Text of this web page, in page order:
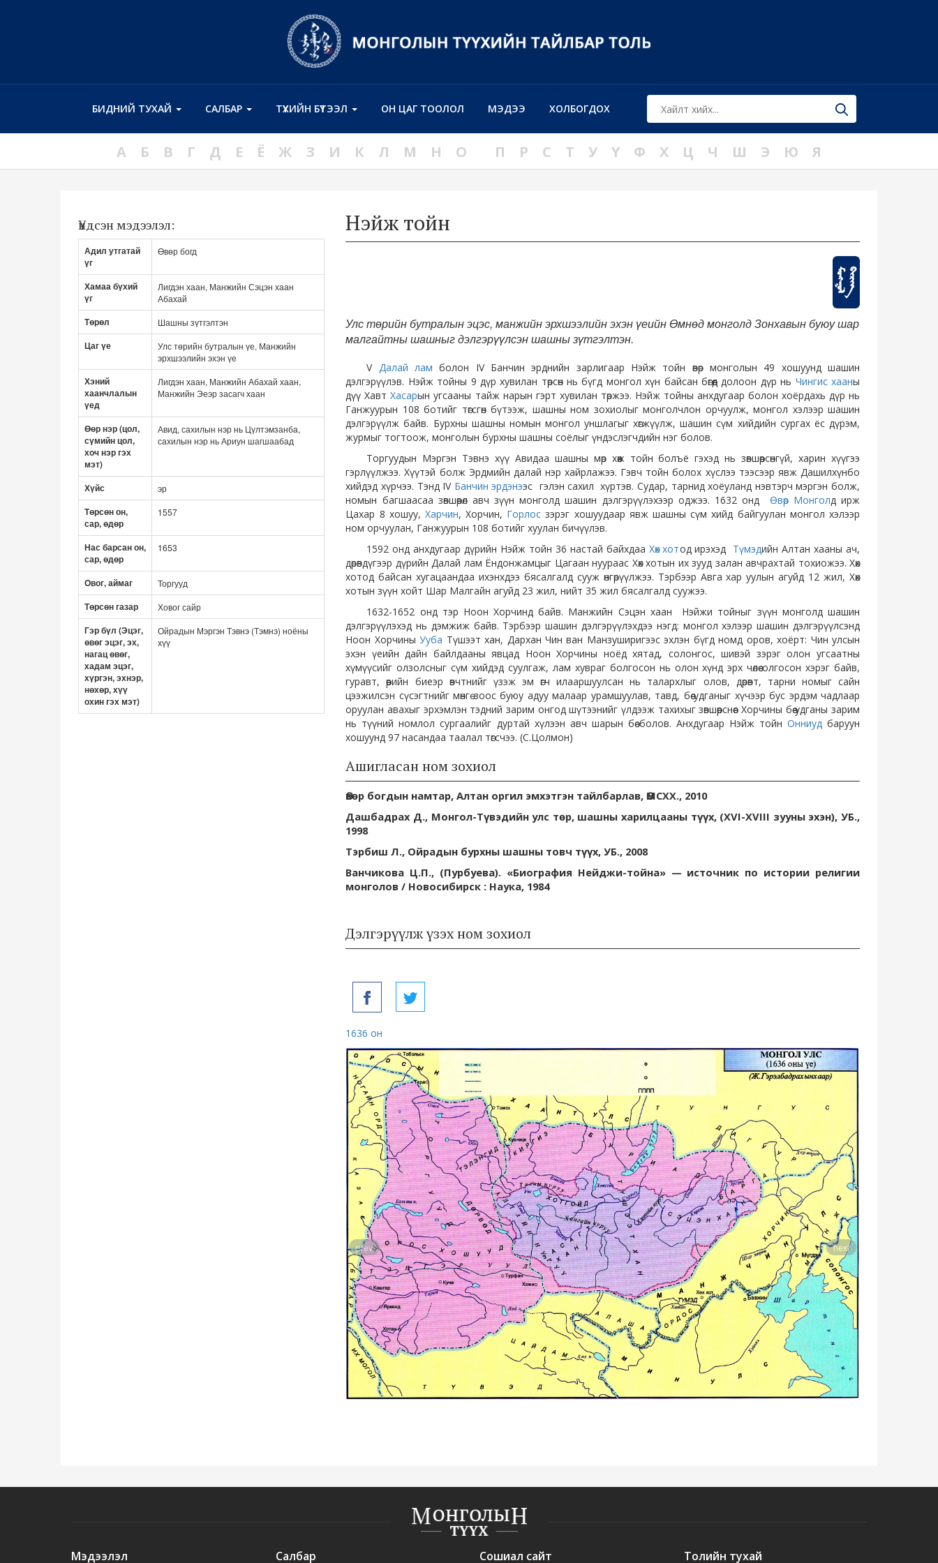
БИДНИЙ ТУХАЙ САЛБАР ТҮҮХИЙН БҮТЭЭЛ ОН ЦАГ ТООЛОЛ МЭДЭЭ ХОЛБОГДОХ
А Б В Г Д Е Ё Ж З И К Л М Н О П Р С Т У Ү Ф Х Ц Ч Ш Э Ю Я
Үндсэн мэдээлэл:
Адил утгатай
үг
Өвөр богд
Хамаа бүхий
үг
Лигдэн хаан, Манжийн Сэцэн хаан
Абахай
Төрөл Шашны зүтгэлтэн
Цаг үе
Улс төрийн бутралын үе, Манжийн
эрхшээлийн эхэн үе
Хэний
хаанчлалын
үед
Лигдэн хаан, Манжийн Абахай хаан,
Манжийн Эеэр засагч хаан
Өөр нэр (цол,
сүмийн цол,
хоч нэр гэх
мэт)
Авид, сахилын нэр нь Цүлтэмзанба,
сахилын нэр нь Ариун шагшаабад
Хүйс эр
Төрсөн он,
сар, өдөр
1557
Нас барсан он,
сар, өдөр
1653
Овог, аймаг Торгууд
Төрсөн газар Ховог сайр
Гэр бүл (Эцэг,
өвөг эцэг, эх,
нагац өвөг,
хадам эцэг,
хүргэн, эхнэр,
нөхөр, хүү
охин гэх мэт)
Ойрадын Мэргэн Тэвнэ (Тэмнэ) ноёны
хүү
Нэйж тойн
Улс төрийн бутралын эцэс, манжийн эрхшээлийн эхэн үеийн Өмнөд монголд Зонхавын буюу шар
малгайтны шашныг дэлгэрүүлсэн шашны зүтгэлтэн.
V Далай лам болон IV Банчин эрднийн зарлигаар Нэйж тойн өвөр монголын 49 хошуунд шашин
дэлгэрүүлэв. Нэйж тойны 9 дүр хувилан төрсөн нь бүгд монгол хүн байсан бөгөөд долоон дүр нь Чингис хааны
дүү ХавтХасарын угсааны тайж нарын гэрт хувилан төржээ. Нэйж тойны анхдугаар болон хоёрдахь дүр нь
Ганжуурын 108 ботийг төгсгөн бүтээж, шашны ном зохиолыг монголчлон орчуулж, монгол хэлээр шашин
дэлгэрүүлж байв. Бурхны шашны номын монгол уншлагыг хөгжүүлж, шашин сүм хийдийн сургах ёс дүрэм,
журмыг тогтоож, монголын бурхны шашны соёлыг үндэслэгчдийн нэг болов.
Торгуудын Мэргэн Тэвнэ хүү Авидаа шашны мөр хөөж тойн болъё гэхэд нь зөвшөөрсөнгүй, харин хүүгээ
гэрлүүлжээ. Хүүтэй болж Эрдмийн далай нэр хайрлажээ. Гэвч тойн болох хүслээ тээсээр явж Дашилхүнбо
хийдэд хүрчээ. Тэнд IV Банчин эрдэнээс гэлэн сахил хүртэв. Судар, тарнид хоёуланд нэвтэрч мэргэн болж,
номын багшаасаа зөвшөөрөл авч зүүн монголд шашин дэлгэрүүлэхээр оджээ. 1632 онд Өвөр Монголд ирж
Цахар 8 хошуу, Харчин, Хорчин, Горлос зэрэг хошуудаар явж шашны сүм хийд байгуулан монгол хэлээр
ном орчуулан, Ганжуурын 108 ботийг хуулан бичүүлэв.
1592 онд анхдугаар дүрийн Нэйж тойн 36 настай байхдаа Хөх хотод ирэхэд Түмэдийн Алтан хааны ач,
дөрөвдүгээр дүрийн Далай лам Ёндонжамцыг Цагаан нуураас Хөх хотын их зууд залан авчрахтай тохиожээ. Хөх
хотод байсан хугацаандаа ихэнхдээ бясалгалд сууж өнгөрүүлжээ. Тэрбээр Авга хар уулын агуйд 12 жил, Хөх
хотын зүүн хойт Шар Малгайн агуйд 23 жил, нийт 35 жил бясалгалд суужээ.
1632-1652 онд тэр Ноон Хорчинд байв. Манжийн Сэцэн хаан Нэйжи тойныг зүүн монголд шашин
дэлгэрүүлэхэд нь дэмжиж байв. Тэрбээр шашин дэлгэрүүлэхдээ нэгд: монгол хэлээр шашин дэлгэрүүлсэнд
Ноон ХорчиныУуба Түшээт хан, Дархан Чин ван Манзуширигээс эхлэн бүгд номд оров, хоёрт: Чин улсын
эхэн үеийн дайн байлдааны явцад Ноон Хорчины ноёд хятад, солонгос, шивэй зэрэг олон угсаатны
хүмүүсийг олзолсныг сүм хийдэд суулгаж, лам хувраг болгосон нь олон хүнд эрх чөлөө олгосон хэрэг байв,
гуравт, өөрийн биеэр өвчтнийг үзэж эм өгч илааршуулсан нь талархлыг олов, дөрөвт, тарни номыг сайн
цээжилсэн сүсэгтнийг мөнгө зоос буюу адуу малаар урамшуулав, тавд, бөө удганыг хүчээр бус эрдэм чадлаар
оруулан авахыг эрхэмлэн тэдний зарим онгод шүтээнийг үлдээж тахихыг зөвшөөрснөөс Хорчины бөө удганы зарим
нь түүний номлол сургаалийг дуртай хүлээн авч шарын бөө болов. Анхдугаар Нэйж тойн Онниудбаруун
хошуунд 97 насандаа таалал төгсчээ. (С.Цолмон)
Ашигласан ном зохиол
Өвөр богдын намтар, Алтан оргил эмхэтгэн тайлбарлав, ӨМСХХ., 2010
Дашбадрах Д., Монгол-Түвэдийн улс төр, шашны харилцааны түүх, (XVI-XVIII зууны эхэн), УБ.,
1998
Тэрбиш Л., Ойрадын бурхны шашны товч түүх, УБ., 2008
Ванчикова Ц.П., (Пурбуева). «Биография Нейджи-тойна» — источник по истории религии
монголов / Новосибирск : Наука, 1984
Дэлгэрүүлж үзэх ном зохиол
1636 он
prev next
Мэдээлэл Салбар Сошиал сайт Толийн тухай